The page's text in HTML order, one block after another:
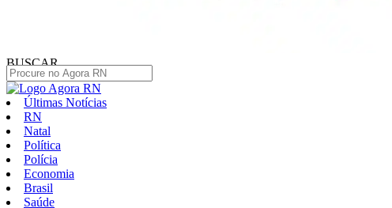
BUSCAR
Últimas Notícias
RN
Natal
Política
Polícia
Economia
Brasil
Saúde